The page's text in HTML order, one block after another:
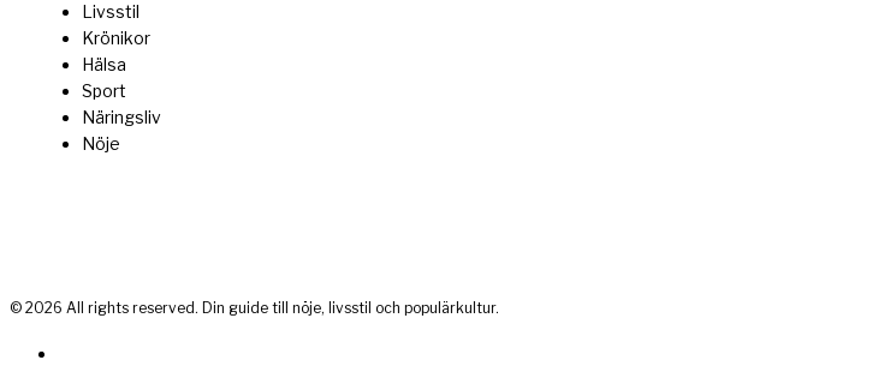
Livsstil
Krönikor
Hälsa
Sport
Näringsliv
Nöje
© 2026 All rights reserved. Din guide till nöje, livsstil och populärkultur.